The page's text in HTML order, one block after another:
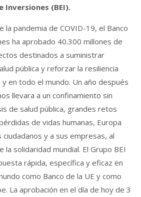
Inversiones (BEI).
la pandemia de COVID-19, el Banco
ha aprobado 40.300 millones de
destinados a suministrar
pública y reforzar la resiliencia
en todo el mundo. Un año después
llevara a un confinamiento sin
de salud pública, grandes retos
de vidas humanas, Europa
ciudadanos y a sus empresas, al
solidaridad mundial. El Grupo BEI
rápida, específica y eficaz en
como Banco de la UE y como
La aprobación en el día de hoy de 3